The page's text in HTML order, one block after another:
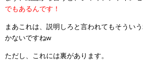
でもあるんです！
まあこれは、説明しろと言われてもそうい
かないですねw
ただし、これには裏があります。